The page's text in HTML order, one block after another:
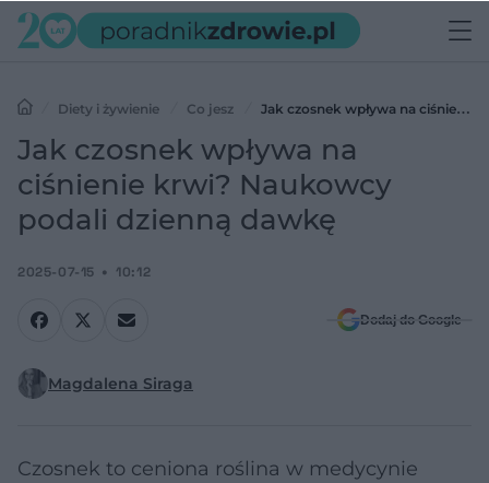
Diety i żywienie Co jesz
Jak czosnek wpływa na ciśnienie
krwi? Naukowcy podali dzienną dawkę
Jak czosnek wpływa na
ciśnienie krwi? Naukowcy
podali dzienną dawkę
2025-07-15 10:12
Dodaj do Google
Magdalena Siraga
Czosnek to ceniona roślina w medycynie